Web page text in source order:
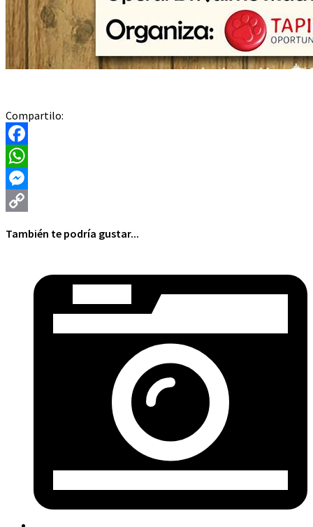
Compartilo:
Facebook
WhatsApp
Messenger
También te podría gustar...